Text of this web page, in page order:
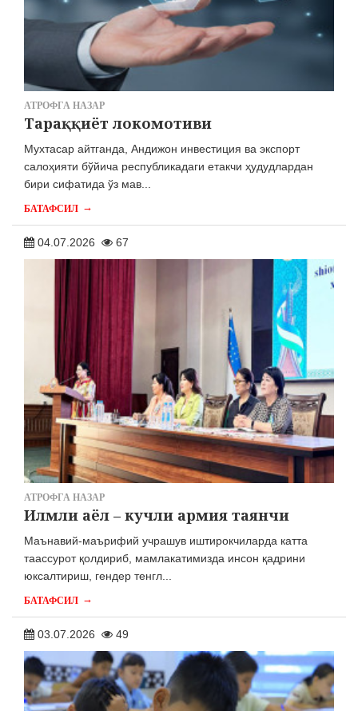
АТРОФГА НАЗАР
Тараққиёт локомотиви
Мухтасар айтганда, Андижон инвестиция ва экспорт
салоҳияти бўйича республикадаги етакчи ҳудудлардан
бири сифатида ўз мав...
БАТАФСИЛ →
04.07.2026 67
АТРОФГА НАЗАР
Илмли аёл – кучли армия таянчи
Маънавий-маърифий учрашув иштирокчиларда катта
таассурот қолдириб, мамлакатимизда инсон қадрини
юксалтириш, гендер тенгл...
БАТАФСИЛ →
03.07.2026 49